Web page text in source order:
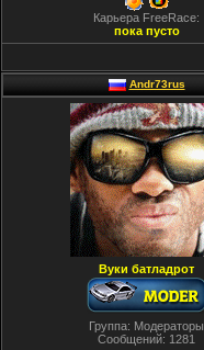
Карьера FreeRace:
пока пусто
Andr73rus
Вуки батладрот
Группа: Модераторы
Сообщений: 1281